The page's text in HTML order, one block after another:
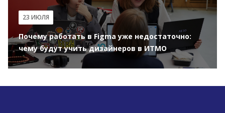
23 ИЮЛЯ
Почему работать в Figma уже недостаточно:
чему будут учить дизайнеров в ИТМО